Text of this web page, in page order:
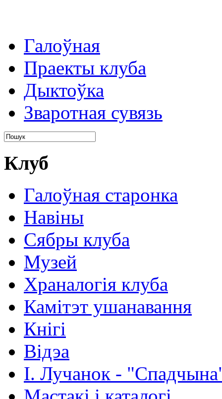
Галоўная
Праекты клуба
Дыктоўка
Зваротная сувязь
Клуб
Галоўная старонка
Навіны
Сябры клуба
Музей
Храналогія клуба
Камітэт ушанавання
Кнігі
Відэа
І. Лучанок -